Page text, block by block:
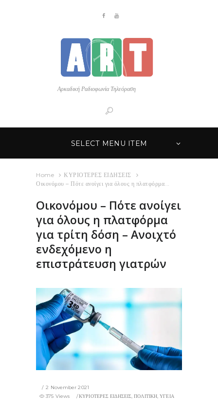
Αρκαδική Ραδιοφωνία Τηλεόραση
SELECT MENU ITEM
Home
ΚΥΡΙΟΤΕΡΕΣ ΕΙΔΗΣΕΙΣ
Οικονόμου – Πότε ανοίγει για όλους η πλατφόρμα...
Οικονόμου – Πότε ανοίγει
για όλους η πλατφόρμα
για τρίτη δόση – Ανοιχτό
ενδεχόμενο η
επιστράτευση γιατρών
2 November 2021
ΚΥΡΙΟΤΕΡΕΣ ΕΙΔΗΣΕΙΣ,ΠΟΛΙΤΙΚΗ,ΥΓΕΙΑ
375 Views